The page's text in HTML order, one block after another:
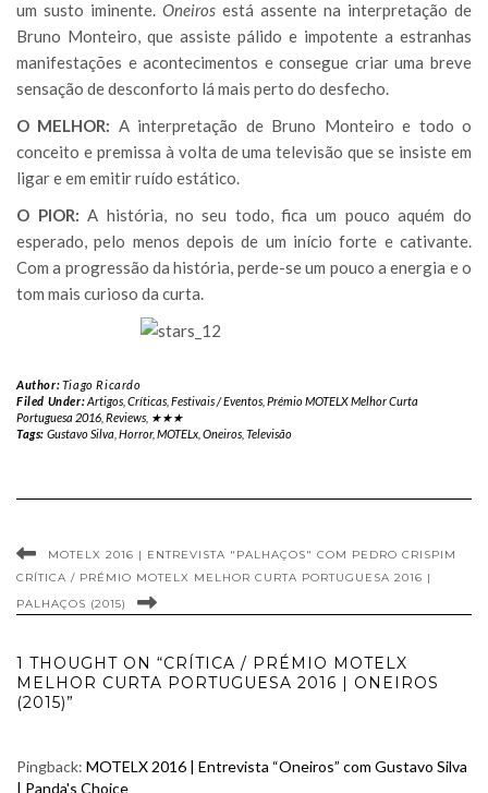
um susto iminente. Oneiros está assente na interpretação de
Bruno Monteiro, que assiste pálido e impotente a estranhas
manifestações e acontecimentos e consegue criar uma breve
sensação de desconforto lá mais perto do desfecho.
O MELHOR: A interpretação de Bruno Monteiro e todo o
conceito e premissa à volta de uma televisão que se insiste em
ligar e em emitir ruído estático.
O PIOR: A história, no seu todo, fica um pouco aquém do
esperado, pelo menos depois de um início forte e cativante.
Com a progressão da história, perde-se um pouco a energia e o
tom mais curioso da curta.
Author:Tiago Ricardo
Filed Under:Artigos, Críticas, Festivais / Eventos, Prémio MOTELX Melhor Curta
Portuguesa 2016 Reviews ★★★
Tags: Gustavo Silva Horror, MOTELx, Oneiros, Televisão
MOTELX 2016 | ENTREVISTA "PALHAÇOS" COM PEDRO CRISPIM
CRÍTICA / PRÉMIO MOTELX MELHOR CURTA PORTUGUESA 2016 |
PALHAÇOS (2015)
1 THOUGHT ON “CRÍTICA / PRÉMIO MOTELX
MELHOR CURTA PORTUGUESA 2016 | ONEIROS
(2015)”
Pingback: MOTELX 2016 | Entrevista “Oneiros” com Gustavo Silva
| Panda's Choice